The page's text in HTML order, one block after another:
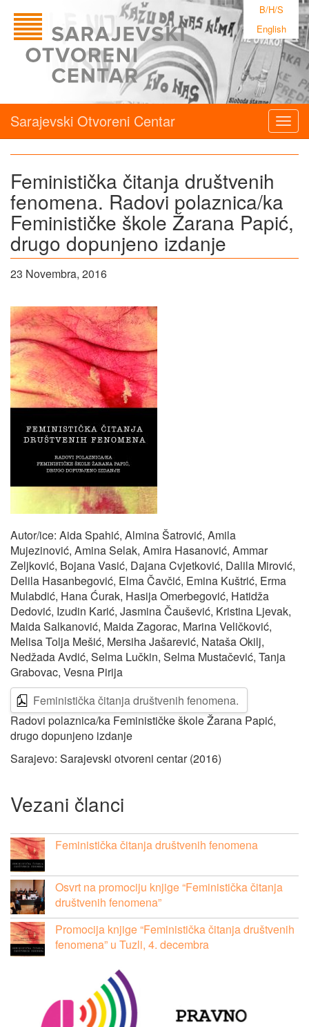
B/H/S
English
Sarajevski Otvoreni Centar
Feministička čitanja društvenih
fenomena. Radovi polaznica/ka
Feminističke škole Žarana Papić,
drugo dopunjeno izdanje
23 Novembra, 2016
Autor/ice: Aida Spahić, Almina Šatrović, Amila
Mujezinović, Amina Selak, Amira Hasanović, Ammar
Zeljković, Bojana Vasić, Dajana Cvjetković, Dalila Mirović,
Delila Hasanbegović, Elma Čavčić, Emina Kuštrić, Erma
Mulabdić, Hana Ćurak, Hasija Omerbegović, Hatidža
Dedović, Izudin Karić, Jasmina Čaušević, Kristina Ljevak,
Maida Salkanović, Maida Zagorac, Marina Veličković,
Melisa Tolja Mešić, Mersiha Jašarević, Nataša Okilj,
Nedžada Avdić, Selma Lučkin, Selma Mustačević, Tanja
Grabovac, Vesna Pirija
Feministička čitanja društvenih fenomena.
Radovi polaznica/ka Feminističke škole Žarana Papić,
drugo dopunjeno izdanje
Sarajevo: Sarajevski otvoreni centar (2016)
Vezani članci
Feministička čitanja društvenih fenomena
Osvrt na promociju knjige “Feministička čitanja
društvenih fenomena”
Promocija knjige “Feministička čitanja društvenih
fenomena” u Tuzli, 4. decembra